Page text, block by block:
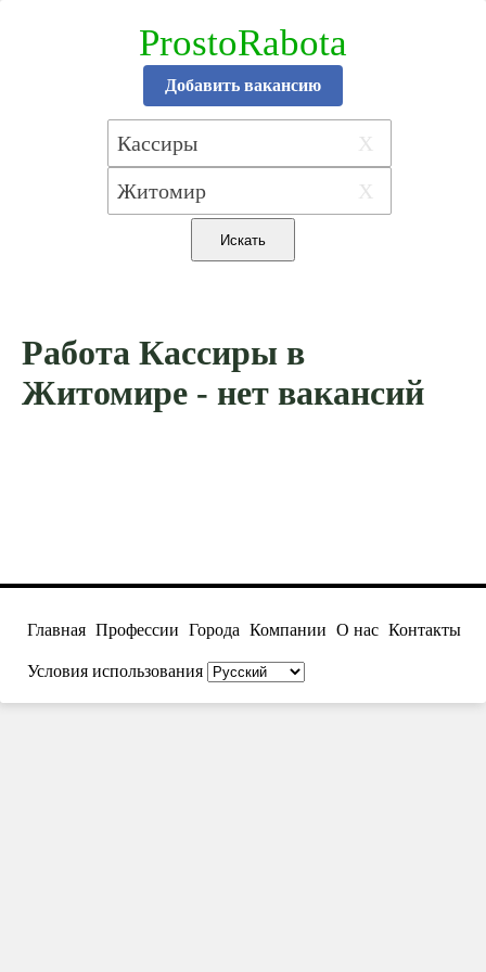
ProstoRabota
Добавить вакансию
X
X
Работа Кассиры в
Житомире - нет вакансий
Главная Профессии Города Компании О нас Контакты
Условия использования